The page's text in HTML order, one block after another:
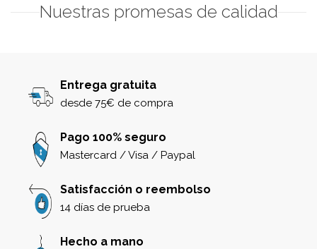
Nuestras promesas de calidad
Entrega gratuita
desde 75€ de compra
Pago 100% seguro
Mastercard / Visa / Paypal
Satisfacción o reembolso
14 días de prueba
Hecho a mano